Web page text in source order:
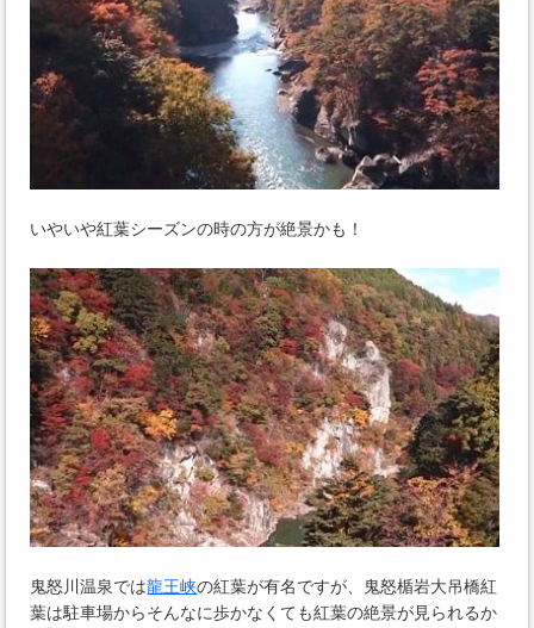
いやいや紅葉シーズンの時の方が絶景かも！
鬼怒川温泉では龍王峡の紅葉が有名ですが、鬼怒楯岩大吊橋紅
葉は駐車場からそんなに歩かなくても紅葉の絶景が見られるか